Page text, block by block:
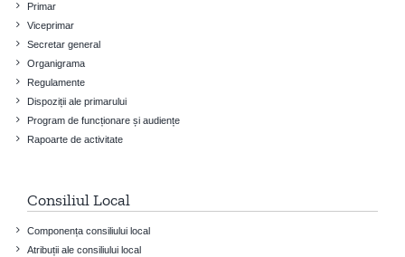
Primar
Viceprimar
Secretar general
Organigrama
Regulamente
Dispoziții ale primarului
Program de funcționare și audiențe
Rapoarte de activitate
Consiliul Local
Componența consiliului local
Atribuții ale consiliului local